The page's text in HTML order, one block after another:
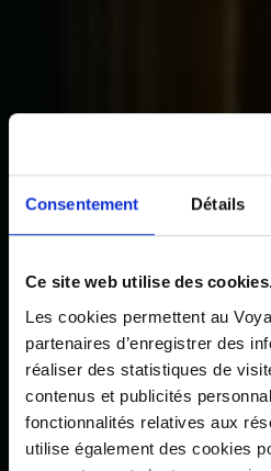
Consentement Détails
Ce site web utilise des
Les cookies permettent au
partenaires d’enregistrer des
réaliser des statistiques de
contenus et publicités
fonctionnalités relatives aux
utilise également des cookies